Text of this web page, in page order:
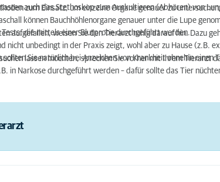
auch das Stethoskop zum Auskultieren (Abhören) von
zum Einsatz, um einzelne Organe genauer zu
können Bauchhöhlenorgane genauer unter die Lupe
die mittels einer Blutprobe durchgeführt werden.
aufgefallen, weisen Sie den Tierarzt ruhig darauf hin. Dazu
nicht unbedingt in der Praxis zeigt, wohl aber zu Hause (z.B.
Sie natürlich bei Anzeichen von Krankheit ohnehin einen
lassen möchten, sprechen Sie vorher mit Ihrem Tierarzt
in Narkose durchgeführt werden – dafür sollte das Tier